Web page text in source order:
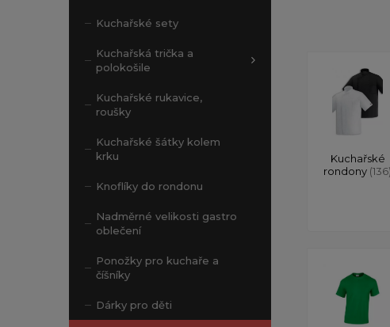
Kuchařské sety
Kuchařská trička a
polokošile
Kuchařské rukavice,
roušky
Kuchařské šátky kolem
krku
Knoflíky do rondonu
Nadměrné velikosti gastro
oblečení
Ponožky pro kuchaře a
číšníky
Dárky pro děti
Kuchařské
rondony (136)